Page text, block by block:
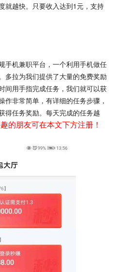
就越快。只要收入达到1元，支持
手机兼职平台，一个利用手机做任
多拉为我们提供了大量的免费奖励
间用手指完成任务，我们就可以获
作非常简单，有详细的任务步骤，
得任务奖励。每天完成的任务越
的朋友可在本文下方注册！